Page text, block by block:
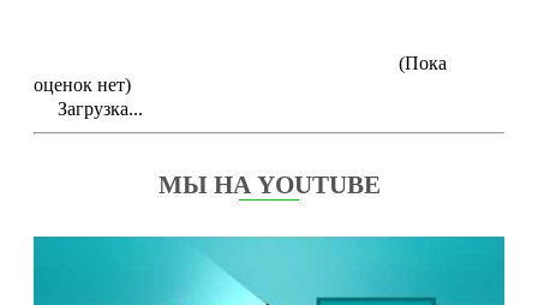
(Пока
оценок нет)
Загрузка...
МЫ НА YOUTUBE